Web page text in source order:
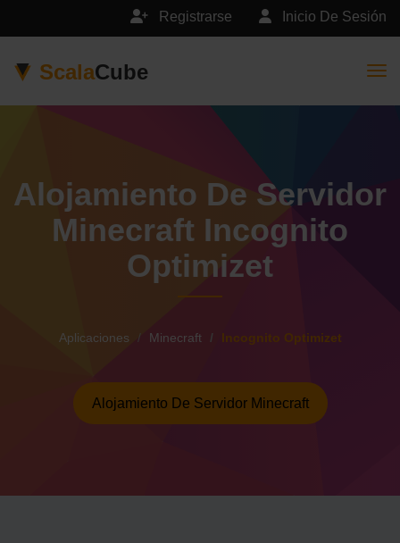
Inicio De Sesión
Registrarse
ScalaCube
Alojamiento De Servidor
Minecraft Incognito
Optimizet
Aplicaciones Minecraft Incognito Optimizet
Alojamiento De Servidor Minecraft